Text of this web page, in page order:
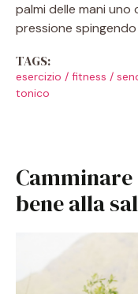
palmi delle mani
pressione spingendo
TAGS:
esercizio / fitness /
tonico
bene alla